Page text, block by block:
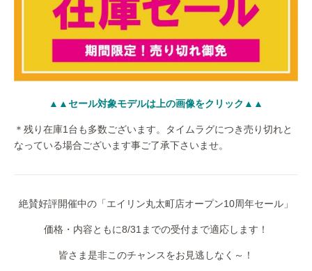
▲▲セール対象モデルは上の画像をクリック▲▲
＊残り在庫1台も多数ございます。タイムラグにつき売り切れと
なっている場合ございます事ご了承下さいませ。
絶賛好評開催中の「エイリン丸太町店オープン10周年セール」
価格・内容ともに8/31までの受付まで適応します！
皆さま是非このチャンスをお見逃しなく～！